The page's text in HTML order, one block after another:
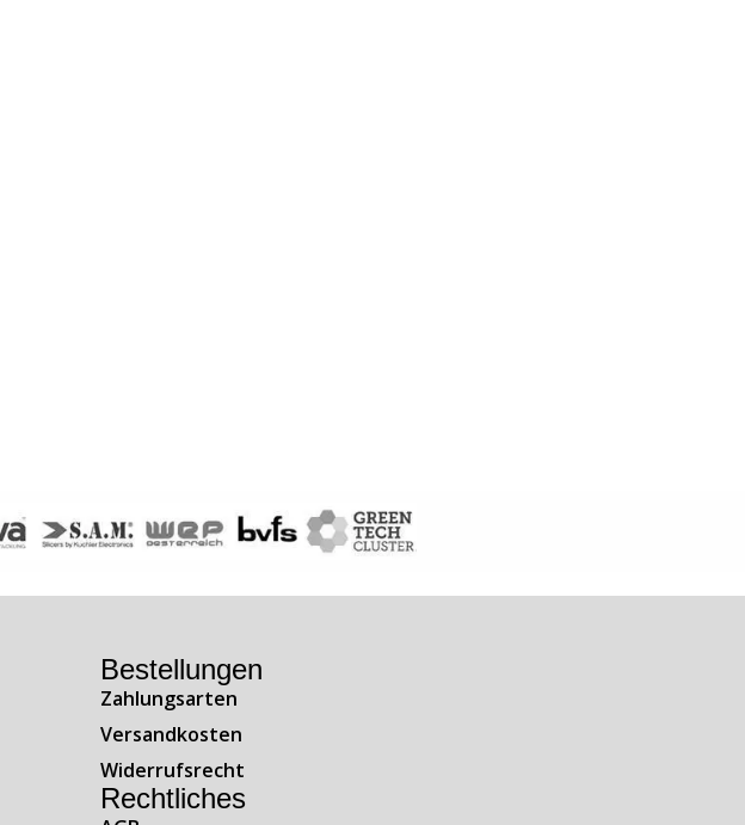
Bestellungen
Zahlungsarten
Versandkosten
Widerrufsrecht
Rechtliches